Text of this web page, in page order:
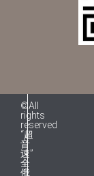
©All
rights
reserved
“超
音
速”
全
俄